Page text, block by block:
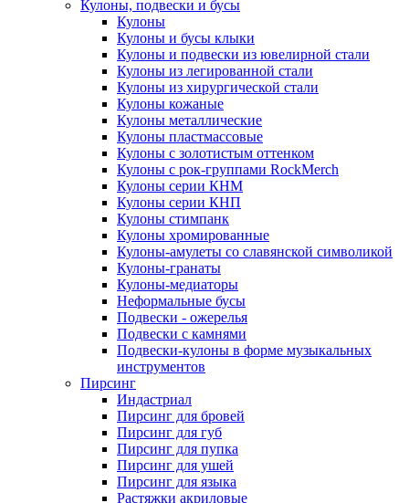
Кулоны, подвески и бусы
Кулоны
Кулоны и бусы клыки
Кулоны и подвески из ювелирной стали
Кулоны из легированной стали
Кулоны из хирургической стали
Кулоны кожаные
Кулоны металлические
Кулоны пластмассовые
Кулоны с золотистым оттенком
Кулоны с рок-группами RockMerch
Кулоны серии КНМ
Кулоны серии КНП
Кулоны стимпанк
Кулоны хромированные
Кулоны-амулеты со славянской символикой
Кулоны-гранаты
Кулоны-медиаторы
Неформальные бусы
Подвески - ожерелья
Подвески с камнями
Подвески-кулоны в форме музыкальных
инструментов
Пирсинг
Индастриал
Пирсинг для бровей
Пирсинг для губ
Пирсинг для пупка
Пирсинг для ушей
Пирсинг для языка
Растяжки акриловые